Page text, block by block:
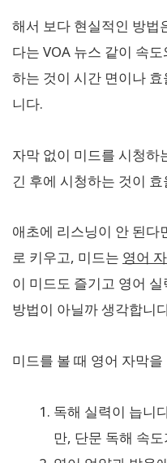
해서 보다 현실적인 방법
다는 VOA 뉴스 같이 속
하는 것이 시간 면이나
니다.
자막 없이 미드를 시청하
긴 후에 시청하는 것이
애초에 리스닝이 안 된다
로 키우고, 미드는 영어
이 미드도 즐기고 영어
방법이 아닐까 생각합니
미드를 볼 때 영어 자막
독해 실력이 늡니
만, 단문 독해 속